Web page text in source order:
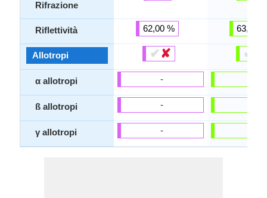
Rifrazione
Riflettività
Allotropi
α allotropi
ß allotropi
γ allotropi
62,00 %
✔✘
-
-
-
63,00
✔